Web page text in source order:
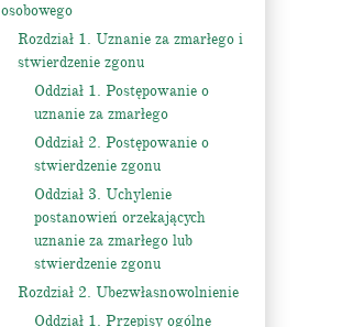
osobowego
Rozdział 1. Uznanie za zmarłego i
stwierdzenie zgonu
Oddział 1. Postępowanie o
uznanie za zmarłego
Oddział 2. Postępowanie o
stwierdzenie zgonu
Oddział 3. Uchylenie
postanowień orzekających
uznanie za zmarłego lub
stwierdzenie zgonu
Rozdział 2. Ubezwłasnowolnienie
Oddział 1. Przepisy ogólne